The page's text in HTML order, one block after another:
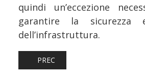
quindi un’eccezione
garantire la sicurezza
dell’infrastruttura.
ARTICOLO PRECEDENTE:
PREC